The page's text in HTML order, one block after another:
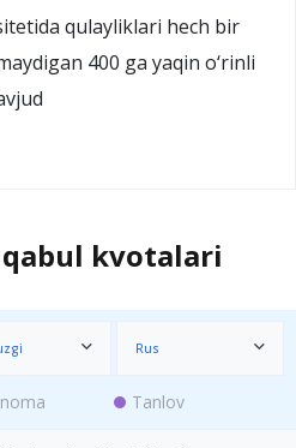
qulayliklari hech bir
400 ga yaqin o‘rinli
kvotalari
Rus
Tanlov